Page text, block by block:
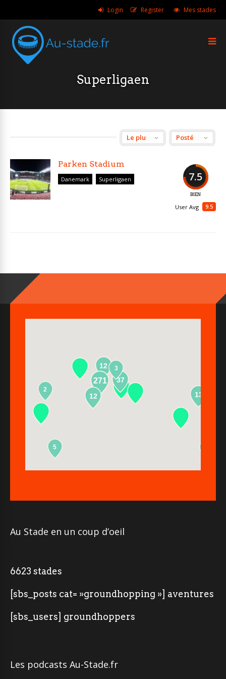
Login Register Mes stades
Superligaen
7.5
BIEN
9.5
User Avg
Parken Stadium
Danemark Superligaen
12
271
13
37
2
5
12
3
Au Stade en un coup d’oeil
6623 stades
[sbs_posts cat= »groundhopping »] aventures
[sbs_users] groundhoppers
Les podcasts Au-Stade.fr